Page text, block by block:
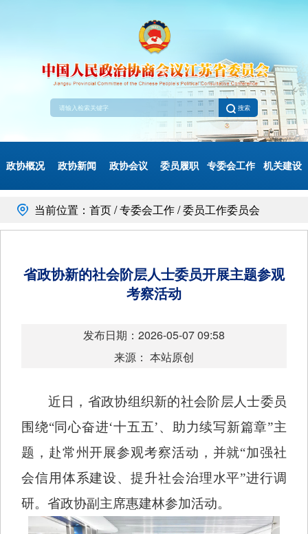
搜索
政协概况 政协新闻 政协会议 委员履职 专委会工作 机关建设
当前位置：首页 / 专委会工作 / 委员工作委员会
省政协新的社会阶层人士委员开展主题参观
考察活动
发布日期：2026-05-07 09:58
来源： 本站原创
近日，省政协组织新的社会阶层人士委员
围绕“同心奋进‘十五五’、助力续写新篇章”主
题，赴常州开展参观考察活动，并就“加强社
会信用体系建设、提升社会治理水平”进行调
研。省政协副主席惠建林参加活动。